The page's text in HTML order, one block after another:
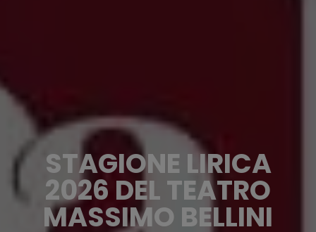
STAGIONE LIRICA
2026 DEL TEATRO
MASSIMO BELLINI